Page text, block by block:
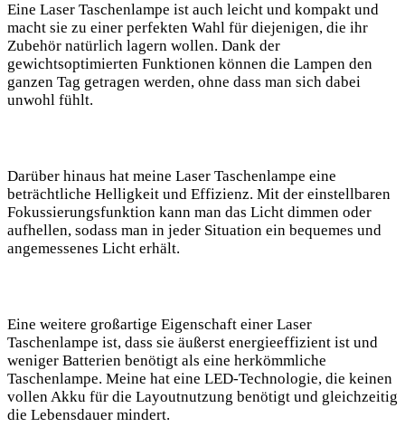
Eine Laser Taschenlampe ist auch leicht​ und kompakt und
macht sie zu einer ​perfekten Wahl für diejenigen, ⁤die ihr
Zubehör natürlich lagern wollen. Dank ​der
gewichtsoptimierten ⁤Funktionen können die Lampen den
ganzen Tag getragen werden, ohne dass man sich dabei
unwohl fühlt.
Darüber​ hinaus hat meine Laser Taschenlampe eine
beträchtliche Helligkeit und Effizienz. Mit der ‌einstellbaren
Fokussierungsfunktion kann​ man das ​Licht dimmen oder
aufhellen, sodass man in jeder Situation‍ ein‌ bequemes und
angemessenes Licht⁤ erhält.
Eine weitere großartige Eigenschaft einer Laser
Taschenlampe ist, dass sie äußerst energieeffizient ist und
weniger⁢ Batterien⁤ benötigt als eine herkömmliche
Taschenlampe. Meine hat⁢ eine LED-Technologie, die keinen
vollen Akku für ​die Layoutnutzung benötigt und gleichzeitig​
die Lebensdauer mindert.